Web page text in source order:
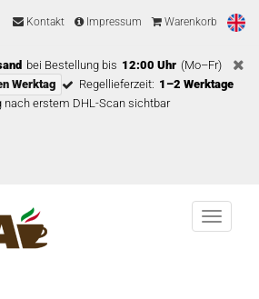
Kontakt Impressum Warenkorb
bei Bestellung bis 12:00 Uhr (Mo–Fr)
Werktag
Regellieferzeit: 1–2 Werktage
nach erstem DHL-Scan sichtbar
Menu